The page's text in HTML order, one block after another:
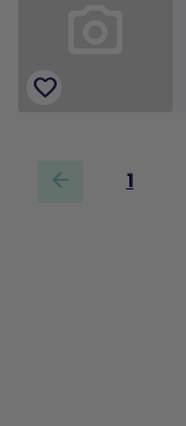
favorite
arrow_back 1